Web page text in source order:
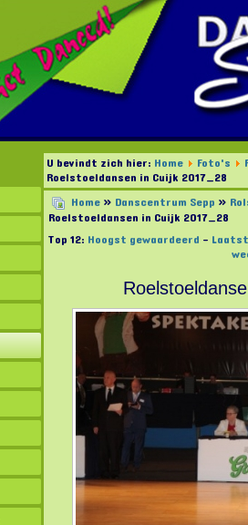
U bevindt zich hier: Home Foto's
Roelstoeldansen in Cuijk 2017_28
Home» Danscentrum Sepp »
Roelstoeldansen in Cuijk 2017_28
Top 12: Hoogst gewaardeerd -